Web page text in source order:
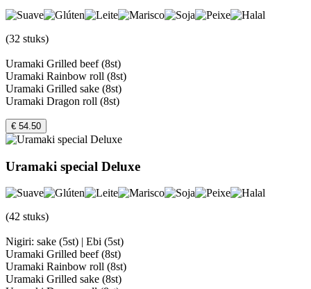
(32 stuks)
Uramaki Grilled beef (8st)
Uramaki Rainbow roll (8st)
Uramaki Grilled sake (8st)
Uramaki Dragon roll (8st)
€ 54.50
Uramaki special Deluxe
(42 stuks)
Nigiri: sake (5st) | Ebi (5st)
Uramaki Grilled beef (8st)
Uramaki Rainbow roll (8st)
Uramaki Grilled sake (8st)